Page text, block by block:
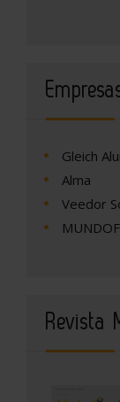
Gleich
Alma
Veedor
Revista